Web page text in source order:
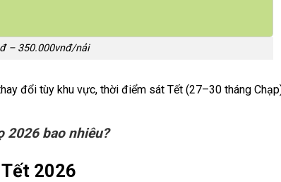
– 350.000vnđ/nải
đổi tùy khu vực, thời điểm sát Tết (27–30 tháng
2026 bao nhiêu?
2026